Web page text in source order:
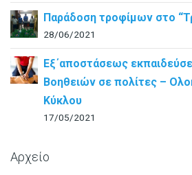
Παράδοση τροφίμων στο
28/06/2021
Εξ΄αποστάσεως
Βοηθειών σε πολίτες –
Κύκλου
17/05/2021
Αρχείο